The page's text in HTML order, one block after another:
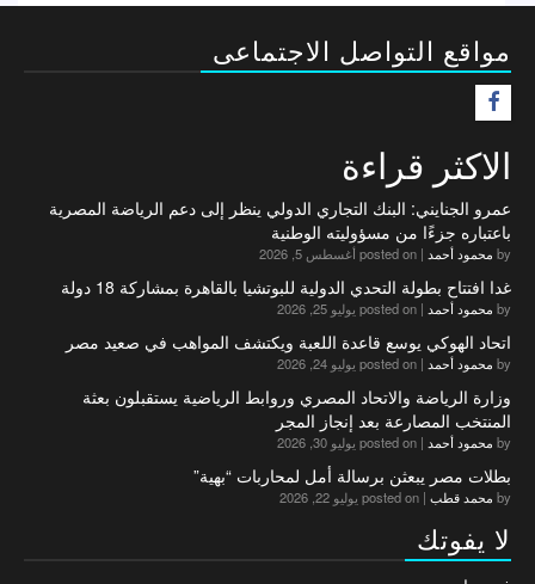
مواقع التواصل الاجتماعى
الاكثر قراءة
عمرو الجنايني: البنك التجاري الدولي ينظر إلى دعم الرياضة المصرية
باعتباره جزءًا من مسؤوليته الوطنية
by محمود أحمد | posted on أغسطس 5, 2026
غدا افتتاح بطولة التحدي الدولية للبوتشيا بالقاهرة بمشاركة 18 دولة
by محمود أحمد | posted on يوليو 25, 2026
اتحاد الهوكي يوسع قاعدة اللعبة ويكتشف المواهب في صعيد مصر
by محمود أحمد | posted on يوليو 24, 2026
وزارة الرياضة والاتحاد المصري وروابط الرياضية يستقبلون بعثة
المنتخب المصارعة بعد إنجاز المجر
by محمود أحمد | posted on يوليو 30, 2026
بطلات مصر يبعثن برسالة أمل لمحاربات “بهية”
by محمد قطب | posted on يوليو 22, 2026
لا يفوتك